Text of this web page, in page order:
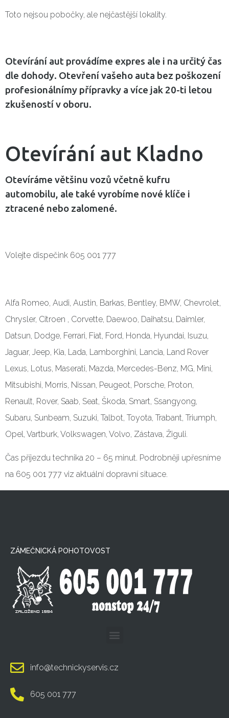
Toto nejsou pobočky, ale nejčastější lokality.
Otevírání aut provádíme expres ale i na určitý čas
dle dohody. Otevření vašeho auta bez poškození
profesionálnímy přípravky a více jak 20-ti letou
zkušeností v oboru.
Otevírání aut Kladno
Otevíráme většinu vozů včetně kufru
automobilu, ale také vyrobíme nové klíče i
ztracené nebo zalomené.
Volejte dispečink 605 001 777
Alfa Romeo, Audi, Austin, Barkas, Bentley, BMW, Chevrolet,
Chrysler, Citroen , Corvette, Daewoo, Daihatsu, Daimler,
Datsun, Dodge, Ferrari, Fiat, Ford, Honda, Hyundai, Isuzu,
Jaguar, Jeep, Kia, Lada, Lamborghini, Lancia, Land Rover
Lexus, Lotus, Maserati, Mazda, Mercedes-Benz, MG, Mini,
Mitsubishi, Morris, Nissan, Peugeot, Porsche, Proton,
Renault, Rover, Saab, Seat, Škoda, Smart, Ssangyong,
Subaru, Sunbeam, Suzuki, Talbot, Toyota, Trabant, Triumph,
Opel, Vartburk, Volkswagen, Volvo, Zástava, Žiguli.
Čas příjezdu technika 20 – 65 minut. Podrobněji upřesníme
na 605 001 777 viz aktuální dopravní situace.
ZÁMEČNICKÁ POHOTOVOST
info@technickyservis.cz
605 001 777